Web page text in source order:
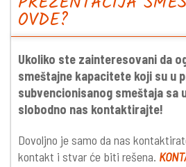
OVDE?
Ukoliko ste zainteresovani da
smeštajne kapacitete koji su u
subvencionisanog smeštaja sa
slobodno nas kontaktirajte!
Dovoljno je samo da nas
kontakt i stvar će biti rešena.